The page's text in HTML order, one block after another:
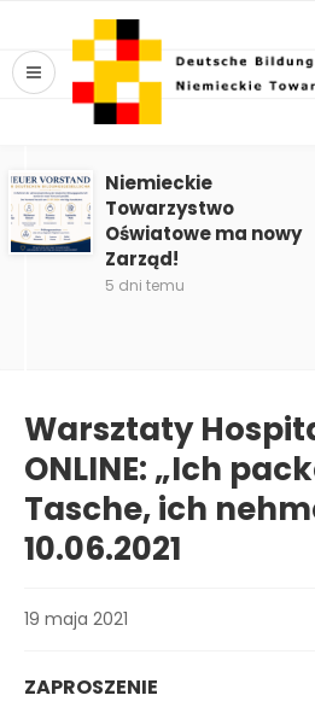
Niemieckie
Towarzystwo
Oświatowe ma nowy
Zarząd!
5 dni temu
Warsztaty
ONLINE: „Ich
Tasche, ich
10.06.2021
19 maja 2021
ZAPROSZENIE